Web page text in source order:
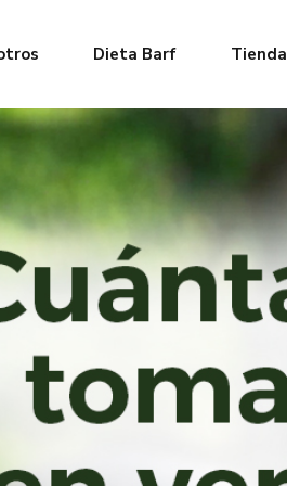
Dieta Barf Tienda